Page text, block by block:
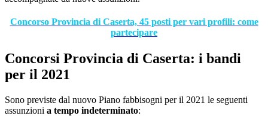
Concorso Provincia di Caserta, 45 posti per vari profili: come
partecipare
Concorsi Provincia di Caserta: i bandi
per il 2021
Sono previste dal nuovo Piano fabbisogni per il 2021 le seguenti
assunzioni a tempo indeterminato: